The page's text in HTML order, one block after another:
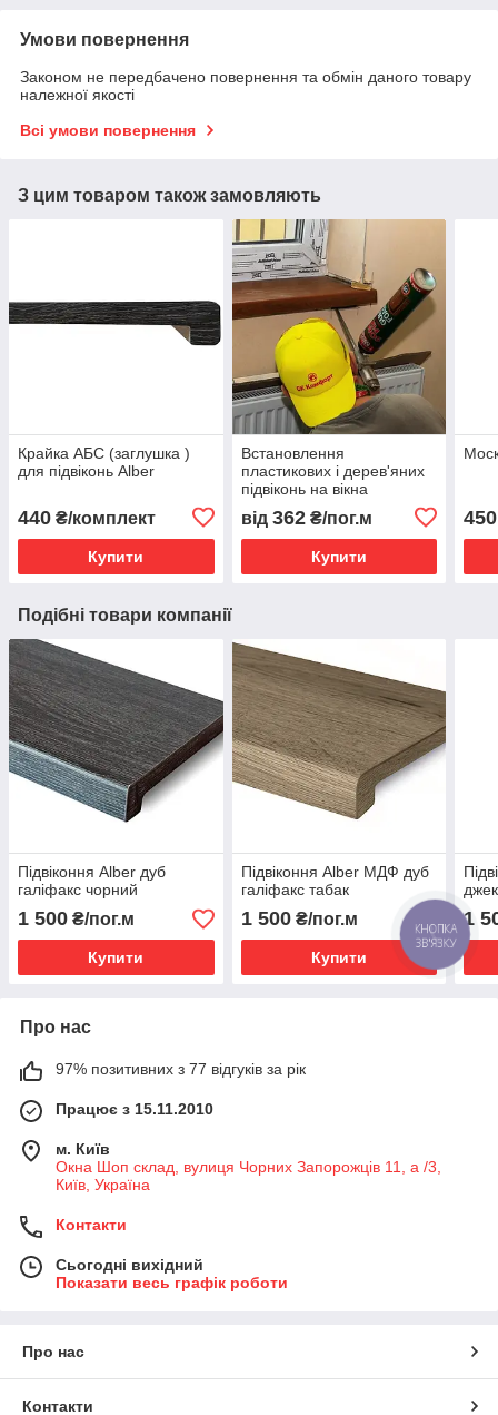
Умови повернення
Законом не передбачено повернення та обмін даного товару
належної якості
Всі умови повернення
З цим товаром також замовляють
Крайка АБС (заглушка )
для підвіконь Alber
440 ₴/комплект
Купити
Встановлення
пластикових і дерев'яних
підвіконь на вікна
від 362₴/пог.м
Купити
450
Подібні товари компанії
Підвіконня Alber дуб
галіфакс чорний
1 500 ₴/пог.м
Купити
Підвіконня Alber МДФ дуб
галіфакс табак
1 500₴/пог.м
Купити
1
Про нас
97% позитивних з 77 відгуків за рік
Працює з 15.11.2010
м. Київ
Окна Шоп склад, вулиця Чорних Запорожців 11, а /3,
Київ, Україна
Контакти
Сьогодні вихідний
Показати весь графік роботи
Про нас
Контакти